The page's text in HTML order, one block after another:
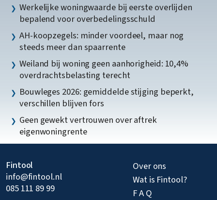
Werkelijke woningwaarde bij eerste overlijden
bepalend voor overbedelingsschuld
AH-koopzegels: minder voordeel, maar nog
steeds meer dan spaarrente
Weiland bij woning geen aanhorigheid: 10,4%
overdrachtsbelasting terecht
Bouwleges 2026: gemiddelde stijging beperkt,
verschillen blijven fors
Geen gewekt vertrouwen over aftrek
eigenwoningrente
Fintool
info@fintool.nl
085 111 89 99
Over ons
Wat is Fintool?
F A Q